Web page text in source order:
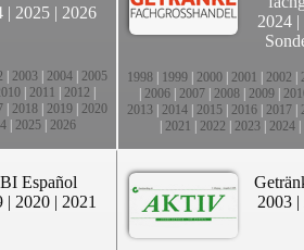
| 2025 | 2026
2003 2004 2005
2011 2012
2018 2019 2020
| 2025| 2026
2024 |
1998 1999 2000 2001 2002
2006 2007 2008 2009
2013 2014 2015 2016 2017
2021 2022 2023| 2024|
Español
| 2020 | 2021
2003 |